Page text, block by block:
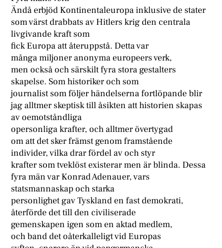
Ändå erbjöd Kontinentaleuropa inklusive de stater
som värst drabbats av Hitlers krig den centrala
livgivande kraft som
fick Europa att återuppstå. Detta var
många miljoner anonyma europeers verk,
men också och särskilt fyra stora gestalters
skapelse. Som historiker och som
journalist som följer händelserna fortlöpande blir
jag alltmer skeptisk till åsikten att historien skapas
av oemotståndliga
opersonliga krafter, och alltmer övertygad
om att det sker främst genom framstående
individer, vilka drar fördel av och styr
krafter som tveklöst existerar men är blinda. Dessa
fyra män var Konrad Adenauer, vars
statsmannaskap och starka
personlighet gav Tyskland en fast demokrati,
återförde det till den civiliserade
gemenskapen igen som en aktad medlem,
och band det oåterkalleligt vid Europas